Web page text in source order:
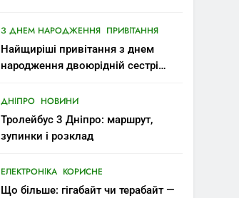
З ДНЕМ НАРОДЖЕННЯ ПРИВІТАННЯ
Найщиріші привітання з днем
народження двоюрідній сестрі
ДНІПРО НОВИНИ
Тролейбус 3 Дніпро: маршрут,
зупинки і розклад
ЕЛЕКТРОНІКА КОРИСНЕ
Що більше: гігабайт чи терабайт —